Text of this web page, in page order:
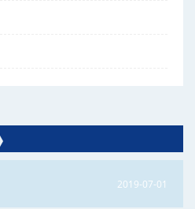
2019-07-01